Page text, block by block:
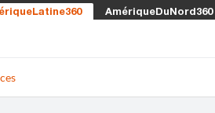
AmériqueDuNord360